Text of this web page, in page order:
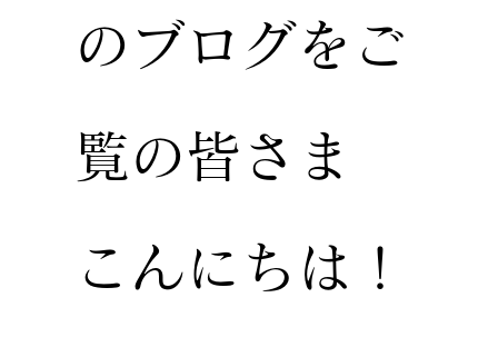
のブログをご
覧の皆さま
こんにちは！